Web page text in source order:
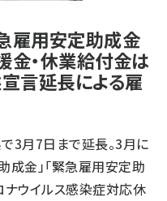
雇用安定助成金
金・休業給付金は
言延長による雇
3月7日まで延長。3月に
成金」「緊急雇用安定助
ナウイルス感染症対応休